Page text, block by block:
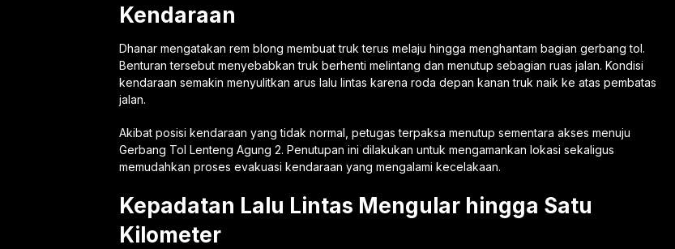
Kendaraan
Dhanar mengatakan rem blong membuat truk terus melaju hingga menghantam bagian gerbang tol.
Benturan tersebut menyebabkan truk berhenti melintang dan menutup sebagian ruas jalan. Kondisi
kendaraan semakin menyulitkan arus lalu lintas karena roda depan kanan truk naik ke atas pembatas
jalan.
Akibat posisi kendaraan yang tidak normal, petugas terpaksa menutup sementara akses menuju
Gerbang Tol Lenteng Agung 2. Penutupan ini dilakukan untuk mengamankan lokasi sekaligus
memudahkan proses evakuasi kendaraan yang mengalami kecelakaan.
Kepadatan Lalu Lintas Mengular hingga Satu
Kilometer